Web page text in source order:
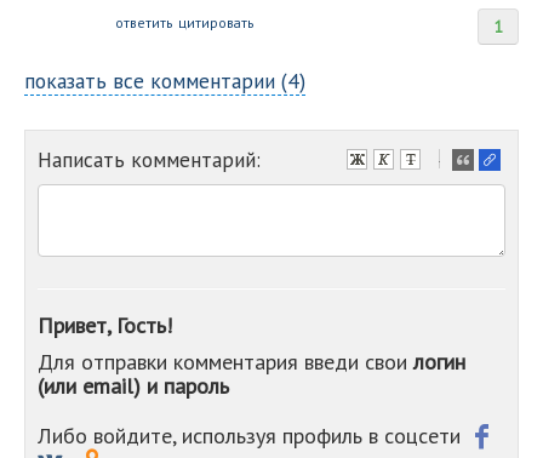
1
ответить цитировать
показать все комментарии (4)
Написать комментарий:
-
-
-
-
Привет, Гость!
Для отправки комментария введи своилогин
(или email) и пароль
Либо войдите, используя профиль в соцсети